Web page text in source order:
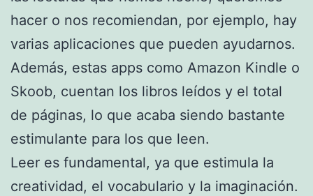
hacer o nos recomiendan, por ejemplo, hay
varias aplicaciones que pueden ayudarnos.
Además, estas apps como Amazon Kindle o
Skoob, cuentan los libros leídos y el total
de páginas, lo que acaba siendo bastante
estimulante para los que leen.
Leer es fundamental, ya que estimula la
creatividad, el vocabulario y la imaginación.